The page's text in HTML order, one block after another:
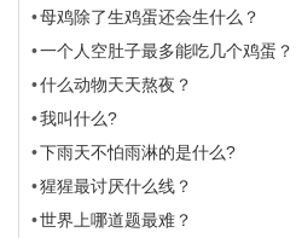
母鸡除了生鸡蛋还会生什么？
一个人空肚子最多能吃几个鸡蛋？
什么动物天天熬夜？
我叫什么?
下雨天不怕雨淋的是什么?
猩猩最讨厌什么线？
世界上哪道题最难？